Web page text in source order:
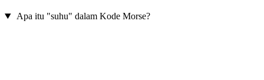
Apa itu "suhu" dalam Kode Morse?